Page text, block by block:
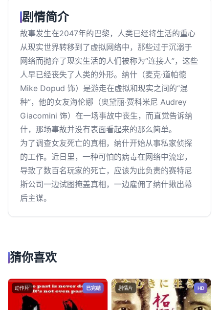
剧情简介
故事发生在2047年的巴黎，人类已经将生活的重心
从现实世界转移到了虚拟网络中，那些过于沉溺于
网络而抛弃了现实生活的人们被称为“连接人”，这些
人早已经丧失了人类的外形。纳什（麦克·道帕德
Mike Dopud 饰）是游走在虚拟和现实之间的“混
种”，他的女友海伦娜（奥黛丽·贾科米尼 Audrey
Giacomini 饰）在一场事故中丧生，而直觉告诉纳
什，那场事故并没有表面看起来的那么简单。
为了调查女友死亡的真相，纳什开始从事私家侦探
的工作。近日里，一种可怕的病毒在网络中流窜，
导致了数百名玩家的死亡，应该为此负责的赛特尼
斯公司一边试图掩盖真相，一边雇佣了纳什揪出幕
后主谋。
猜你喜欢
动作片 已完结 剧情片 HD